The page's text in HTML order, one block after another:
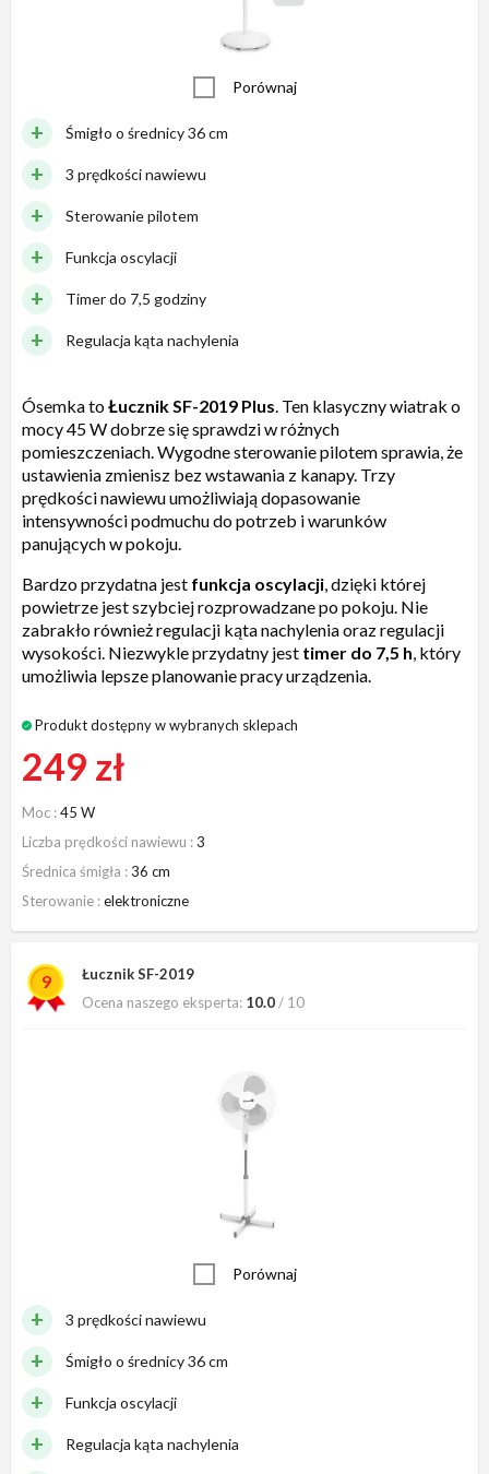
Porównaj
Śmigło o średnicy 36 cm
3 prędkości nawiewu
Sterowanie pilotem
Funkcja oscylacji
Timer do 7,5 godziny
Regulacja kąta nachylenia
Ósemka toŁucznik SF-2019 Plus . Ten klasyczny wiatrak o
mocy 45 W dobrze się sprawdzi w różnych
pomieszczeniach. Wygodne sterowanie pilotem sprawia, że
ustawienia zmienisz bez wstawania z kanapy. Trzy
prędkości nawiewu umożliwiają dopasowanie
intensywności podmuchu do potrzeb i warunków
panujących w pokoju.
Bardzo przydatna jest funkcja oscylacji , dzięki której
powietrze jest szybciej rozprowadzane po pokoju. Nie
zabrakło również regulacji kąta nachylenia oraz regulacji
wysokości. Niezwykle przydatny jest timer do 7,5 h , który
umożliwia lepsze planowanie pracy urządzenia.
Produkt dostępny w wybranych sklepach
249 zł
Moc 45 W
Liczba prędkości nawiewu
3
Średnica śmigła
36 cm
Sterowanie elektroniczne
9
Łucznik SF-2019
Ocena naszego eksperta: 10.0/ 10
Porównaj
3 prędkości nawiewu
Śmigło o średnicy 36 cm
Funkcja oscylacji
Regulacja kąta nachylenia